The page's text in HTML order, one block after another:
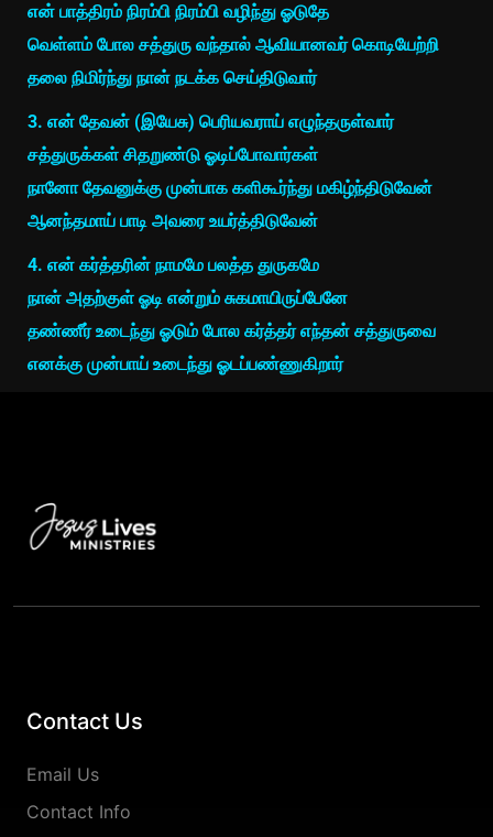
என் பாத்திரம் நிரம்பி நிரம்பி வழிந்து ஓடுதே
வெள்ளம் போல சத்துரு வந்தால் ஆவியானவர் கொடியேற்றி
தலை நிமிர்ந்து நான் நடக்க செய்திடுவார்
3. என் தேவன் (இயேசு) பெரியவராய் எழுந்தருள்வார்
சத்துருக்கள் சிதறுண்டு ஓடிப்போவார்கள்
நானோ தேவனுக்கு முன்பாக களிகூர்ந்து மகிழ்ந்திடுவேன்
ஆனந்தமாய் பாடி அவரை உயர்த்திடுவேன்
4. என் கர்த்தரின் நாமமே பலத்த துருகமே
நான் அதற்குள் ஓடி என்றும் சுகமாயிருப்பேனே
தண்ணீர் உடைந்து ஓடும் போல கர்த்தர் எந்தன் சத்துருவை
எனக்கு முன்பாய் உடைந்து ஓடப்பண்ணுகிறார்
Contact Us
Email Us
Contact Info